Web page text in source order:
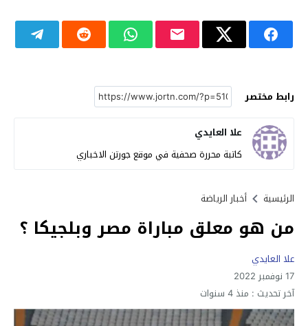
رابط مختصر
علا العايدي
كاتبة محررة صحفية في موقع جورتن الاخباري
الرئيسية أخبار الرياضة
من هو معلق مباراة مصر وبلجيكا ؟
علا العايدي
17 نوفمبر 2022
آخر تحديث : منذ 4 سنوات